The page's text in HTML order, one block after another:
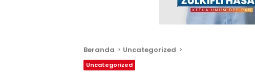
Beranda Uncategorized
Uncategorized